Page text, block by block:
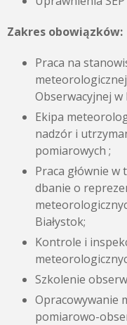
Zakres obowiązków:
Praca na
Obserwacyjnej w
Ekipa
nadzór i
pomiarowych ;
Praca głównie
dbanie o
Białystok;
Kontrole i
Szkolenie
Opracowywanie
pomiarowo-